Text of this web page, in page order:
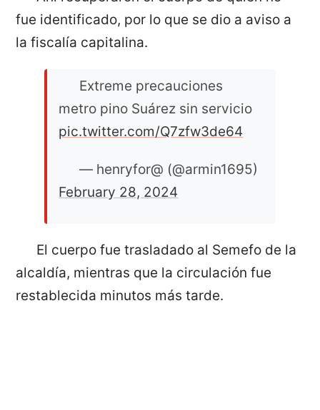
fue identificado, por lo que se dio a aviso a
la fiscalía capitalina.
Extreme precauciones
metro pino Suárez sin servicio
pic.twitter.com/Q7zfw3de64
— henryfor@ (@armin1695)
February 28, 2024
El cuerpo fue trasladado al Semefo de la
alcaldía, mientras que la circulación fue
restablecida minutos más tarde.